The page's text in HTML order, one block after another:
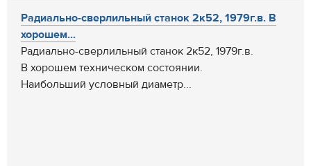
Радиально-сверлильный станок 2к52, 1979г.в. В
хорошем...
Радиально-сверлильный станок 2к52, 1979г.в.
В хорошем техническом состоянии.
Наибольший условный диаметр...